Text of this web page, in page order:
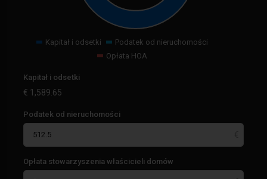
Kapitał i odsetki
Podatek od nieruchomości
Opłata HOA
Kapitał i odsetki
€ 1,589.65
Podatek od nieruchomości
Opłata stowarzyszenia właścicieli domów